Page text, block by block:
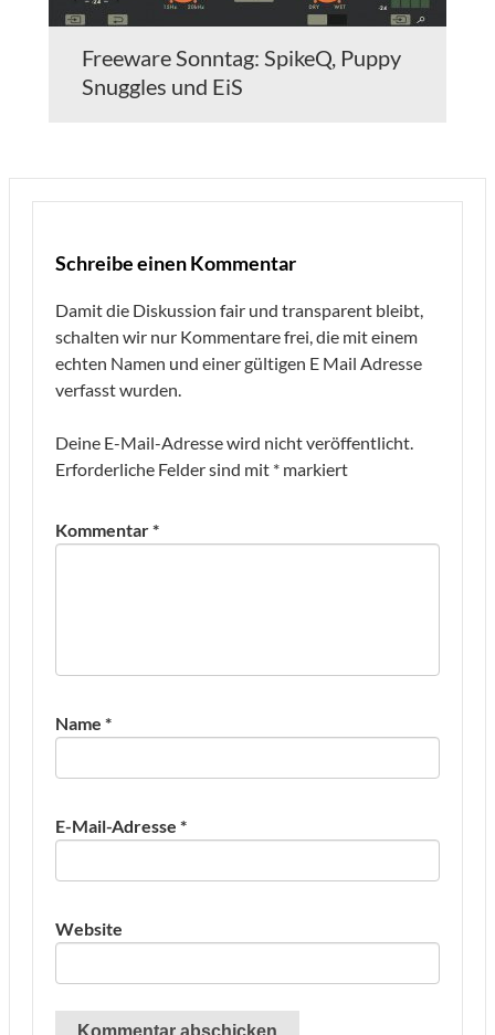
Freeware Sonntag: SpikeQ, Puppy
Snuggles und EiS
Schreibe einen Kommentar
Damit die Diskussion fair und transparent bleibt,
schalten wir nur Kommentare frei, die mit einem
echten Namen und einer gültigen E Mail Adresse
verfasst wurden.
Deine E-Mail-Adresse wird nicht veröffentlicht.
Erforderliche Felder sind mit * markiert
Kommentar*
Name *
E-Mail-Adresse *
Website